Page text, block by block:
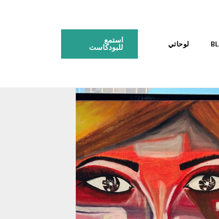
لوحاتي استمع
للبودكاست